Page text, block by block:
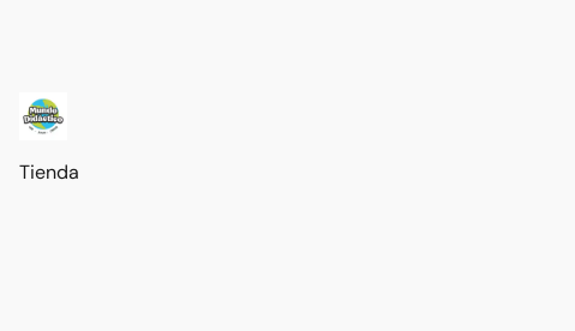
Tienda